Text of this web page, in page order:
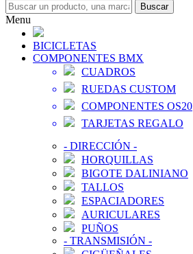
Buscar
Menu
BICICLETAS
COMPONENTES BMX
CUADROS
RUEDAS CUSTOM
COMPONENTES OS20
TARJETAS REGALO
- DIRECCIÓN -
HORQUILLAS
BIGOTE DALINIANO
TALLOS
ESPACIADORES
AURICULARES
PUÑOS
- TRANSMISIÓN -